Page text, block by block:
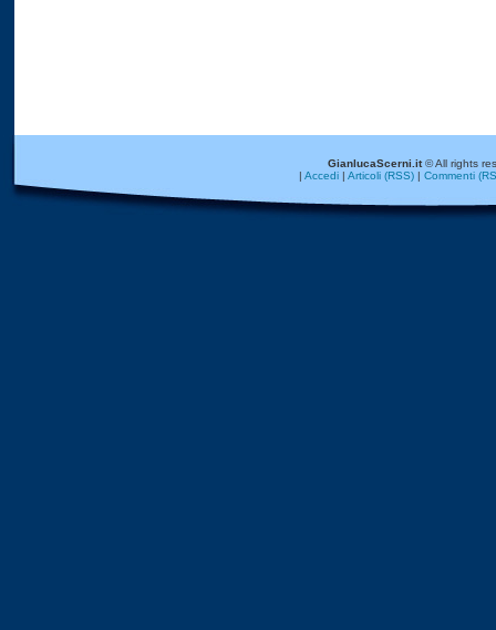
GianlucaScerni.it© All rights
| Accedi| Articoli (RSS)| Commenti